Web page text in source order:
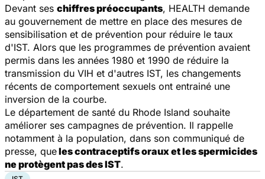
Devant ses chiffrespréoccupants, HEALTH demande
au gouvernement de mettre en place des mesures de
sensibilisation et de prévention pour réduire le taux
d'IST. Alors que les programmes de prévention avaient
permis dans les années 1980 et 1990 de réduire la
transmission du VIH et d'autres IST, les changements
récents de comportement sexuels ont entrainé une
inversion de la courbe.
Le département de santé du Rhode Island souhaite
améliorer ses campagnes de prévention. Il rappelle
notamment à la population, dans son communiqué de
presse, queles contraceptifs oraux et les spermicides
ne protègent pas des IST.